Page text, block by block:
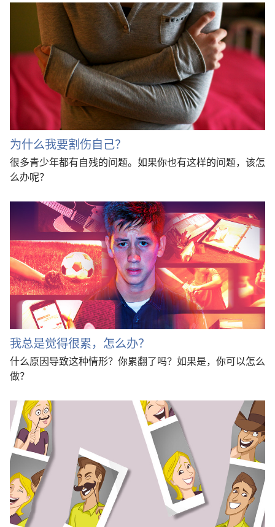
为什么我要割伤自己？
很多青少年都有自残的问题。如果你也有这样的问题，该怎
么办呢？
我总是觉得很累，怎么办？
什么原因导致这种情形？你累翻了吗？如果是，你可以怎么
做？